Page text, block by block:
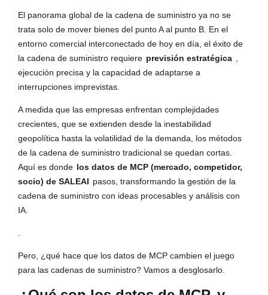
El panorama global de la cadena de suministro ya no se
trata solo de mover bienes del punto A al punto B. En el
entorno comercial interconectado de hoy en día, el éxito de
la cadena de suministro requiere previsión estratégica ,
ejecución precisa y la capacidad de adaptarse a
interrupciones imprevistas.
A medida que las empresas enfrentan complejidades
crecientes, que se extienden desde la inestabilidad
geopolítica hasta la volatilidad de la demanda, los métodos
de la cadena de suministro tradicional se quedan cortas.
Aquí es donde los datos de MCP (mercado, competidor,
socio) de SALEAI pasos, transformando la gestión de la
cadena de suministro con ideas procesables y análisis con
IA.
.
Pero, ¿qué hace que los datos de MCP cambien el juego
para las cadenas de suministro? Vamos a desglosarlo.